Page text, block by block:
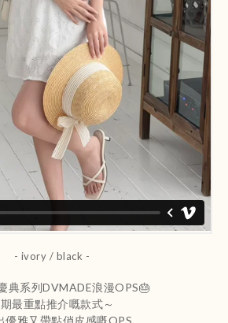
- ivory / black -
典系列DVMADE浪漫OPS🎂
最重點推介嘅款式～
優雅又帶點俏皮感嘅OPS